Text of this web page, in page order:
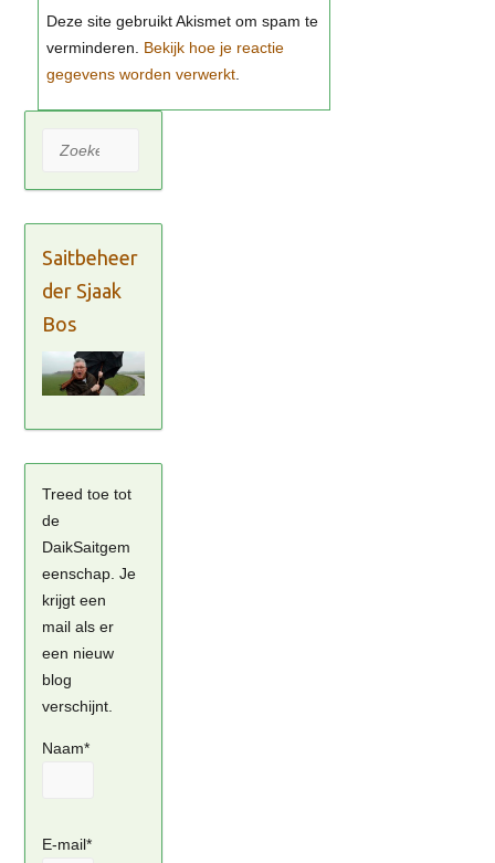
Bekijk hoe je reactie
gegevens worden verwerkt
Zoeken
Saitbeheer
der Sjaak
Bos
Treed toe tot
de
DaikSaitgem
eenschap. Je
krijgt een
mail als er
een nieuw
blog
verschijnt.
Naam*
E-mail*